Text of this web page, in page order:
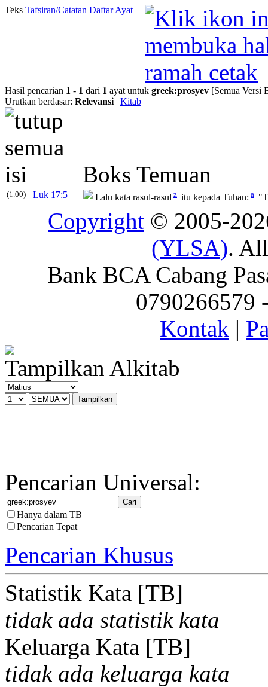
Teks Tafsiran/Catatan Daftar Ayat
Hasil pencarian 1 - 1 dari 1 ayat untuk greek:prosyev [Semua Versi
Urutkan berdasar: Relevansi | Kitab
Boks Temuan
(1.00) Luk 17:5 Lalu kata rasul-rasul z itu kepada Tuhan: a
Copyright © 2005-
(YLSA).
Bank BCA Cabang
0790266579
Kontak |
Tampilkan Alkitab
Pencarian Universal:
Hanya dalam TB
Pencarian Tepat
Pencarian Khusus
Statistik Kata [TB]
tidak ada statistik kata
Keluarga Kata [TB]
tidak ada keluarga kata